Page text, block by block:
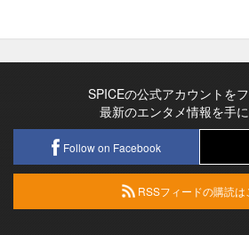
SPICEの公式アカウントを
最新のエンタメ情報を手
Follow on Facebook
RSSフィードの購読は